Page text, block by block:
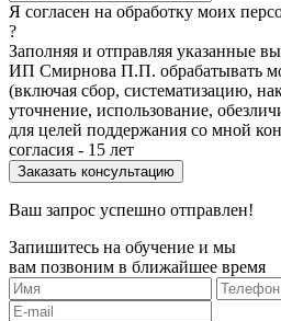
Я согласен на обработку моих
?
Заполняя и отправляя указанные
ИП Смирнова П.П. обрабатывать
(включая сбор, систематизацию,
уточнение, использование,
для целей поддержания со мной
согласия - 15 лет
Ваш запрос успешно отправлен!
Запишитесь на обучение и мы
вам позвоним в ближайшее время